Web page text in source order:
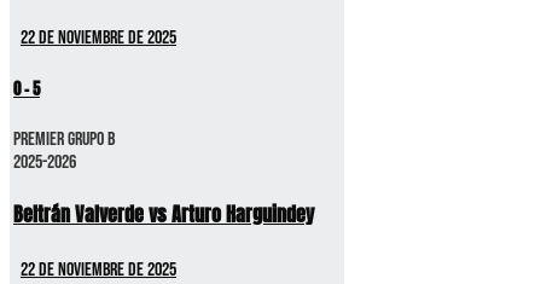
22 de noviembre de 2025
0-5
Premier GRUPO B
2025-2026
Beltrán Valverde vs Arturo Harguindey
22 de noviembre de 2025